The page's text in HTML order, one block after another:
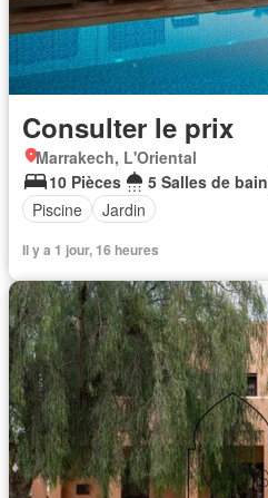
Consulter le prix
Marrakech, L'Oriental
10 Pièces
5 Salles de bain
Piscine
Jardin
Il y a 1 jour, 16 heures